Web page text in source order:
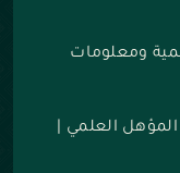
ومعلومات
المؤهل العلمي